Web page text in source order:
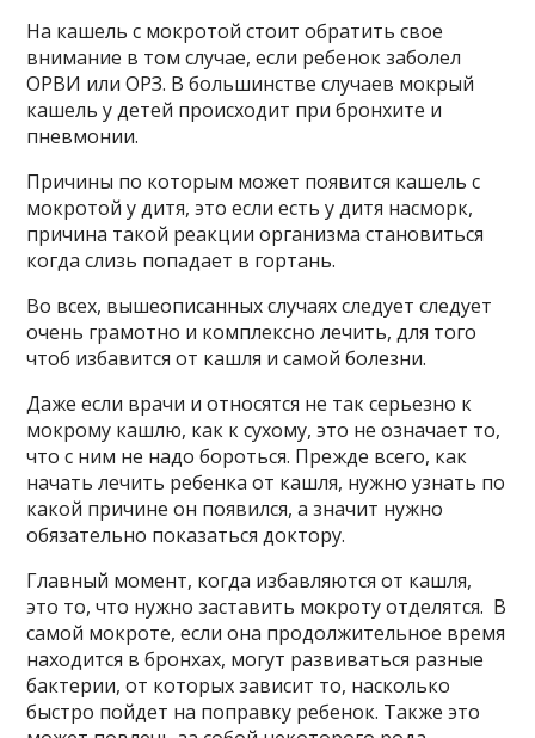
На кашель с мокротой стоит обратить свое
внимание в том случае, если ребенок заболел
ОРВИ или ОРЗ. В большинстве случаев мокрый
кашель у детей происходит при бронхите и
пневмонии.
Причины по которым может появится кашель с
мокротой у дитя, это если есть у дитя насморк,
причина такой реакции организма становиться
когда слизь попадает в гортань.
Во всех, вышеописанных случаях следует следует
очень грамотно и комплексно лечить, для того
чтоб избавится от кашля и самой болезни.
Даже если врачи и относятся не так серьезно к
мокрому кашлю, как к сухому, это не означает то,
что с ним не надо бороться. Прежде всего, как
начать лечить ребенка от кашля, нужно узнать по
какой причине он появился, а значит нужно
обязательно показаться доктору.
Главный момент, когда избавляются от кашля,
это то, что нужно заставить мокроту отделятся. В
самой мокроте, если она продолжительное время
находится в бронхах, могут развиваться разные
бактерии, от которых зависит то, насколько
быстро пойдет на поправку ребенок. Также это